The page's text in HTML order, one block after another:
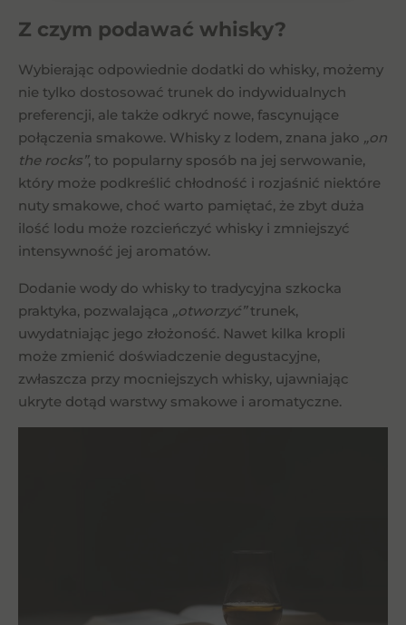
Z czym podawać whisky?
Wybierając odpowiednie dodatki do whisky, możemy
nie tylko dostosować trunek do indywidualnych
preferencji, ale także odkryć nowe, fascynujące
połączenia smakowe. Whisky z lodem, znana jako „on
the rocks”, to popularny sposób na jej serwowanie,
który może podkreślić chłodność i rozjaśnić niektóre
nuty smakowe, choć warto pamiętać, że zbyt duża
ilość lodu może rozcieńczyć whisky i zmniejszyć
intensywność jej aromatów.
Dodanie wody do whisky to tradycyjna szkocka
praktyka, pozwalająca „otworzyć”trunek,
uwydatniając jego złożoność. Nawet kilka kropli
może zmienić doświadczenie degustacyjne,
zwłaszcza przy mocniejszych whisky, ujawniając
ukryte dotąd warstwy smakowe i aromatyczne.